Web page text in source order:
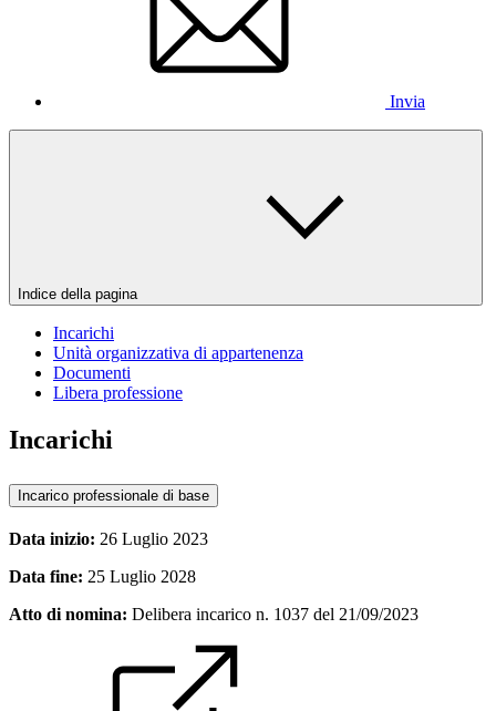
Invia
Indice della pagina
Incarichi
Unità organizzativa di appartenenza
Documenti
Libera professione
Incarichi
Incarico professionale di base
Data inizio: 26 Luglio 2023
Data fine: 25 Luglio 2028
Atto di nomina: Delibera incarico n. 1037 del 21/09/2023